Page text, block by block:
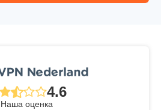
4.6
Наша оценка